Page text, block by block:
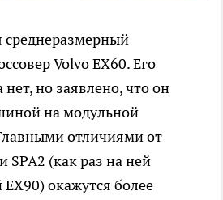
среднеразмерный
Volvo EX60. Его
но заявлено, что он
на модульной
отличиями от
(как раз на ней
окажутся более